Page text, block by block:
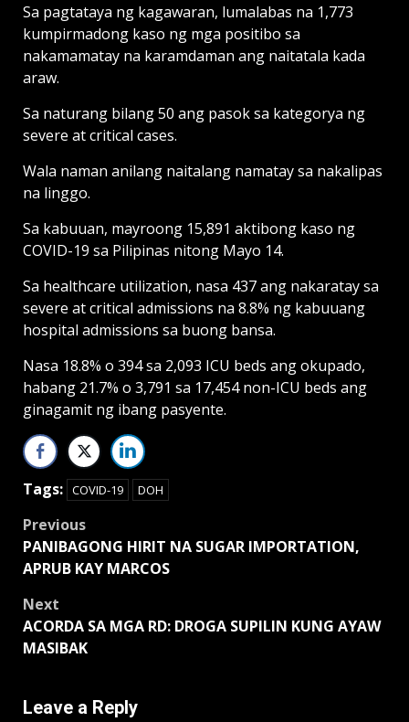
Sa pagtataya ng kagawaran, lumalabas na 1,773
kumpirmadong kaso ng mga positibo sa
nakamamatay na karamdaman ang naitatala kada
araw.
Sa naturang bilang 50 ang pasok sa kategorya ng
severe at critical cases.
Wala naman anilang naitalang namatay sa nakalipas
na linggo.
Sa kabuuan, mayroong 15,891 aktibong kaso ng
COVID-19 sa Pilipinas nitong Mayo 14.
Sa healthcare utilization, nasa 437 ang nakaratay sa
severe at critical admissions na 8.8% ng kabuuang
hospital admissions sa buong bansa.
Nasa 18.8% o 394 sa 2,093 ICU beds ang okupado,
habang 21.7% o 3,791 sa 17,454 non-ICU beds ang
ginagamit ng ibang pasyente.
Tags: COVID-19 DOH
Post
navigation
Previous
PANIBAGONG HIRIT NA SUGAR IMPORTATION,
APRUB KAY MARCOS
Next
ACORDA SA MGA RD: DROGA SUPILIN KUNG AYAW
MASIBAK
Leave a Reply